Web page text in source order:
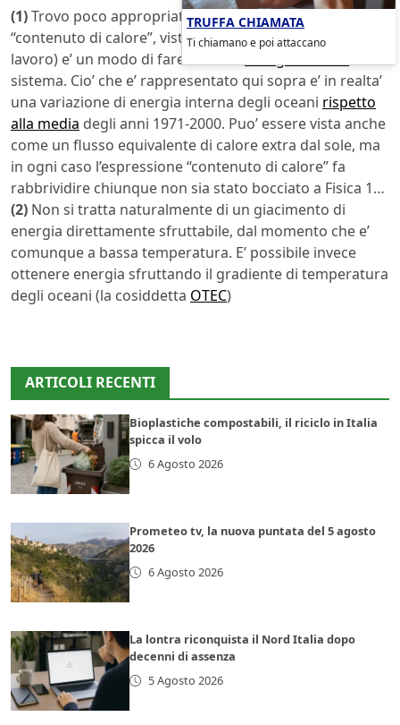
(1)Trovo poco appropriato l’uso dell’espressione
“contenuto di calore”, visto che il calore (insieme al
lavoro) e’ un modo di fare variare l’
sistema. Cio’ che e’ rappresentato qui sopra e’ in realta’
una variazione di energia interna degli oceani rispetto
alla media degli anni 1971-2000. Puo’ essere vista anche
come un flusso equivalente di calore extra dal sole, ma
in ogni caso l’espressione “contenuto di calore” fa
rabbrividire chiunque non sia stato bocciato a Fisica 1…
(2) Non si tratta naturalmente di un giacimento di
energia direttamente sfruttabile, dal momento che e’
comunque a bassa temperatura. E’ possibile invece
ottenere energia sfruttando il gradiente di temperatura
degli oceani (la cosiddetta OTEC)
ARTICOLI RECENTI
Bioplastiche compostabili, il riciclo in Italia
spicca il volo
6 Agosto 2026
Prometeo tv, la nuova puntata del 5 agosto
2026
6 Agosto 2026
La lontra riconquista il Nord Italia dopo
decenni di assenza
5 Agosto 2026
TRUFFA CHIAMATA
Ti chiamano e poi attaccano